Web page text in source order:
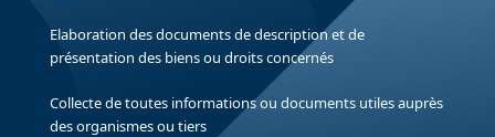
Elaboration des documents de description et de
présentation des biens ou droits concernés
Collecte de toutes informations ou documents utiles auprès
des organismes ou tiers